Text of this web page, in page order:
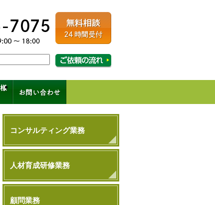
ンサルティング
コンサル、キャリアパス
コンサルティング業務
人材育成研修業務
顧問業務